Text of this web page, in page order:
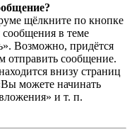
щёлкните по кнопке
в теме
Возможно, придётся
отправить сообщение.
внизу страниц
можете начинать
и т. п.